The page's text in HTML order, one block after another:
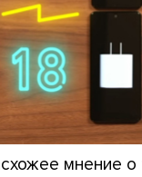
мнение